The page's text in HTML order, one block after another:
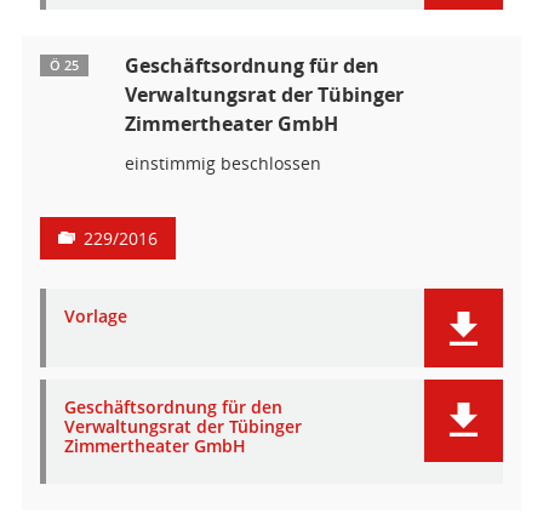
Ö 25
Geschäftsordnung für den
Verwaltungsrat der Tübinger
Zimmertheater GmbH
einstimmig beschlossen
229/2016
Vorlage
Geschäftsordnung für den
Verwaltungsrat der Tübinger
Zimmertheater GmbH